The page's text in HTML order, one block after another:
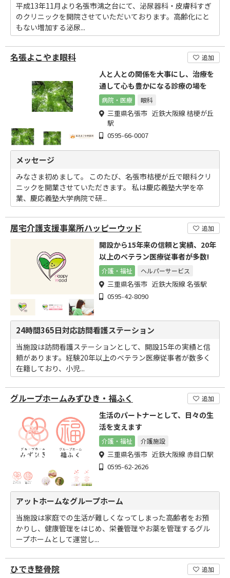
平成13年11月より名張市鴻之台にて、泌尿器科・皮膚科すぎ
のクリニックを開院させていただいております。高齢化にと
もない増加する泌尿...
名張よこやま眼科 追加
人と人との関係を大事にし、治療を
通して心も豊かになる診療の場を
病院・医療 眼科
三重県名張市 近鉄大阪線 桔梗が丘
駅
0595-66-0007
メッセージ
みなさま初めまして。 このたび、名張市桔梗が丘で眼科クリ
ニックを開業させていただきます。 私は慶応義塾大学を卒
業、慶応義塾大学病院で研...
居宅介護支援事業所ハッピーウッド 追加
開設から15年来の信頼と実績、20年
以上のベテラン医療従事者が多数!
介護・福祉 ヘルパーサービス
三重県名張市 近鉄大阪線 名張駅
0595-42-8090
24時間365日対応訪問看護ステーション
当施設は訪問看護ステーションとして、開設15年の実績と信
頼があります。経験20年以上のベテラン医療従事者が数多く
在籍しており、小児...
グループホームみずひき・福ふく 追加
生活のパートナーとして、日々の生
活を支えます
介護・福祉 介護施設
三重県名張市 近鉄大阪線 赤目口駅
0595-62-2626
アットホームなグループホーム
当施設は家庭での生活が難しくなってしまった高齢者をお預
かりし、健康管理をはじめ、栄養管理やお薬を管理するグル
ープホームとして運営し...
ひでき整骨院 追加